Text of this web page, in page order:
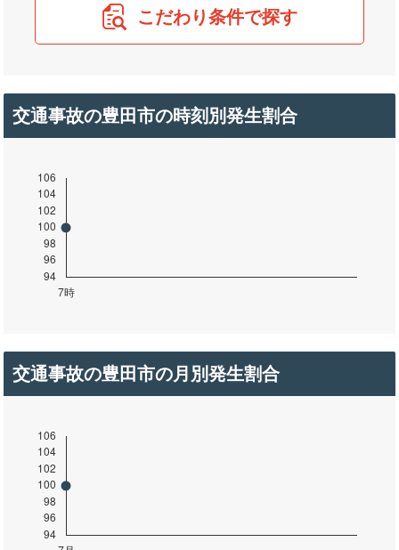
こだわり条件で探す
交通事故の豊田市の時刻別発生割合
交通事故の豊田市の月別発生割合